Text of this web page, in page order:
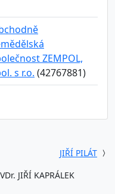
ZEMPOL,
s r.o. (42767881)
JIŘÍ PILÁT
JIŘÍ KAPRÁLEK